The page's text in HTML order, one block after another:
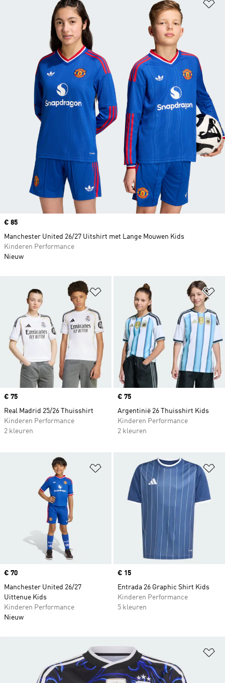
Op verlanglijst zetten
Price
€ 75
Real Madrid 25/26 Thuisshirt
Kinderen Performance
2 kleuren
Price
€ 75
Argentinië 26 Thuisshirt Kids
Kinderen Performance
2 kleuren
Op verlanglijst zetten
Price
€ 70
Manchester United 26/27
Uittenue Kids
Kinderen Performance
Nieuw
Price
€ 15
Entrada 26 Graphic Shirt Kids
Kinderen Performance
5 kleuren
Price
€ 85
Manchester United 26/27 Uitshirt met Lange Mouwen Kids
Kinderen Performance
Nieuw